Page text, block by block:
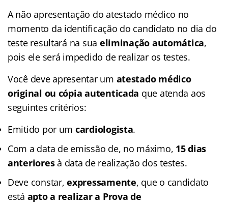
A não apresentação do atestado médico no
momento da identificação do candidato no dia do
teste resultará na sua eliminação automática,
pois ele será impedido de realizar os testes.
Você deve apresentar um atestado médico
original ou cópia autenticada que atenda aos
seguintes critérios:
Emitido por um cardiologista.
Com a data de emissão de, no máximo, 15 dias
anterioresà data de realização dos testes.
Deve constar,expressamente, que o candidato
está apto a realizar a Prova de